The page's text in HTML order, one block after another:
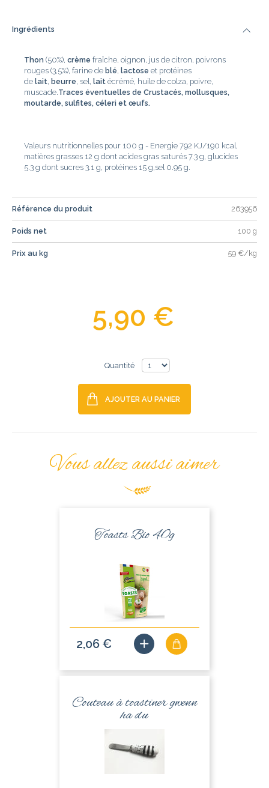
Ingrédients
Thon (50%), crème fraîche, oignon, jus de citron, poivrons
rouges (3,5%), farine de blé, lactose et protéines
de lait, beurre, sel, lait écrémé, huile de colza, poivre,
muscade. Traces éventuelles de Crustacés, mollusques,
moutarde, sulfites, céleri et œufs.
Valeurs nutritionnelles pour 100 g - Energie 792 KJ/190 kcal,
matières grasses 12 g dont acides gras saturés 7.3 g, glucides
5.3 g dont sucres 3.1 g, protéines 15 g,sel 0.95 g.
Référence du produit 263956
Poids net 100 g
Prix au kg 59 €/kg
5,90 €
Quantité
AJOUTER AU PANIER
Vous allez aussi aimer
Toasts Bio 40g
2,06 €
Couteau à toastiner gwenn
ha du